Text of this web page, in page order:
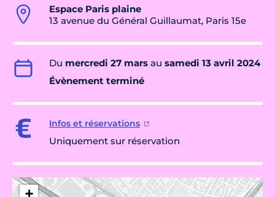
Espace Paris plaine
13 avenue du Général Guillaumat, Paris 15e
Du mercredi 27 mars au samedi 13 avril 2024
Évènement terminé
Infos et réservations
Uniquement sur réservation
+